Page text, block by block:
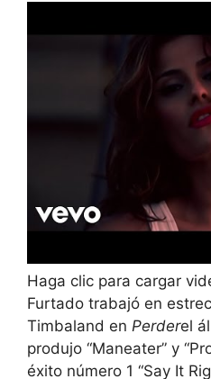
Haga clic para cargar
Furtado trabajó en
Timbaland en Perderel
produjo “Maneater” y
éxito número 1 “Say It